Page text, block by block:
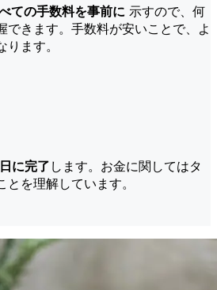
ての手数料を事前に 示すので、何
できます。手数料が安いことで、よ
ます。
に完了 します。お金に関してはタ
を理解しています。